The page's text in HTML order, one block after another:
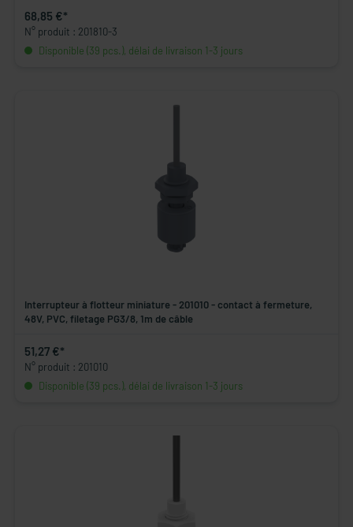
68,85 €*
N° produit : 201810-3
Disponible (39 pcs.), délai de livraison 1-3 jours
Interrupteur à flotteur miniature - 201010 - contact à fermeture,
48V, PVC, filetage PG3/8, 1m de câble
51,27 €*
N° produit : 201010
Disponible (39 pcs.), délai de livraison 1-3 jours